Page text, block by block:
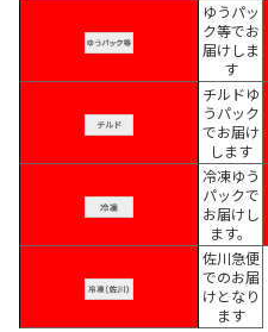
ゆうパッ
ク等でお
届けしま
す
チルドゆ
うパック
でお届け
します
冷凍ゆう
パックで
お届けし
ます。
佐川急便
でのお届
けとなり
ます